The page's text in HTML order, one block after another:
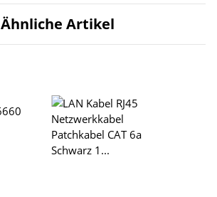
Ähnliche Artikel